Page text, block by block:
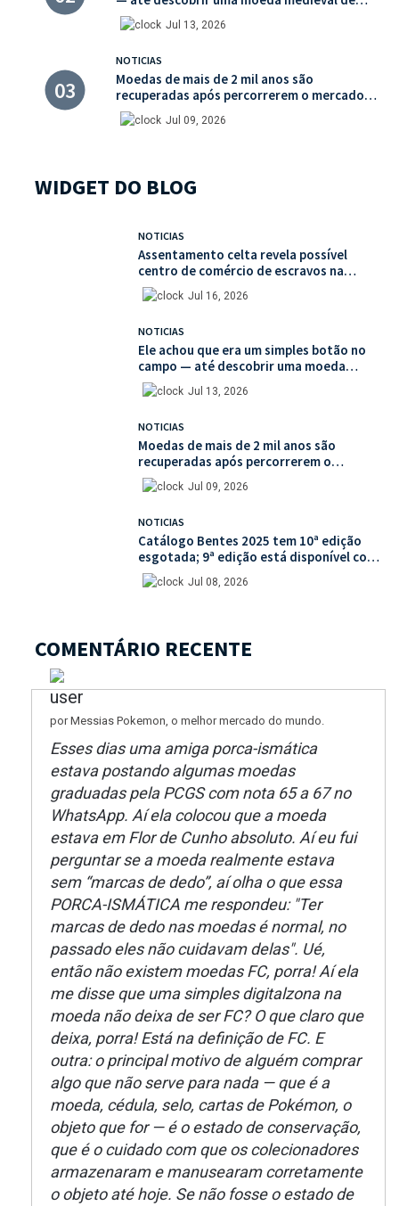
valor histórico incalculável
Jul 13, 2026
NOTICIAS
Moedas de mais de 2 mil anos são
recuperadas após percorrerem o mercado
ilegal de antiguidades
Jul 09, 2026
WIDGET DO BLOG
NOTICIAS
Assentamento celta revela possível
centro de comércio de escravos na
França
Jul 16, 2026
NOTICIAS
Ele achou que era um simples botão no
campo — até descobrir uma moeda
medieval de valor histórico incalculável
Jul 13, 2026
NOTICIAS
Moedas de mais de 2 mil anos são
recuperadas após percorrerem o
mercado ilegal de antiguidades
Jul 09, 2026
NOTICIAS
Catálogo Bentes 2025 tem 10ª edição
esgotada; 9ª edição está disponível com
mais de 30% de desconto na unidade
Jul 08, 2026
COMENTÁRIO RECENTE
por Messias Pokemon, o melhor mercado do mundo.
Esses dias uma amiga porca-ismática
estava postando algumas moedas
graduadas pela PCGS com nota 65 a 67 no
WhatsApp. Aí ela colocou que a moeda
estava em Flor de Cunho absoluto. Aí eu fui
perguntar se a moeda realmente estava
sem “marcas de dedo”, aí olha o que essa
PORCA-ISMÁTICA me respondeu: "Ter
marcas de dedo nas moedas é normal, no
passado eles não cuidavam delas". Ué,
então não existem moedas FC, porra! Aí ela
me disse que uma simples digitalzona na
moeda não deixa de ser FC? O que claro que
deixa, porra! Está na definição de FC. E
outra: o principal motivo de alguém comprar
algo que não serve para nada — que é a
moeda, cédula, selo, cartas de Pokémon, o
objeto que for — é o estado de conservação,
que é o cuidado com que os colecionadores
armazenaram e manusearam corretamente
o objeto até hoje. Se não fosse o estado de